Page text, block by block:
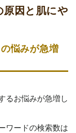
原因と肌にや
悩みが急増
るお悩みが急増し
ワードの検索数は